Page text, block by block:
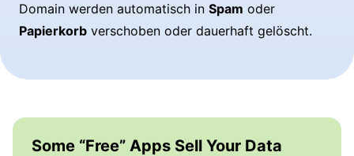
Domain werden automatisch in Spam oder
Papierkorb verschoben oder dauerhaft gelöscht.
Some “Free” Apps Sell Your Data